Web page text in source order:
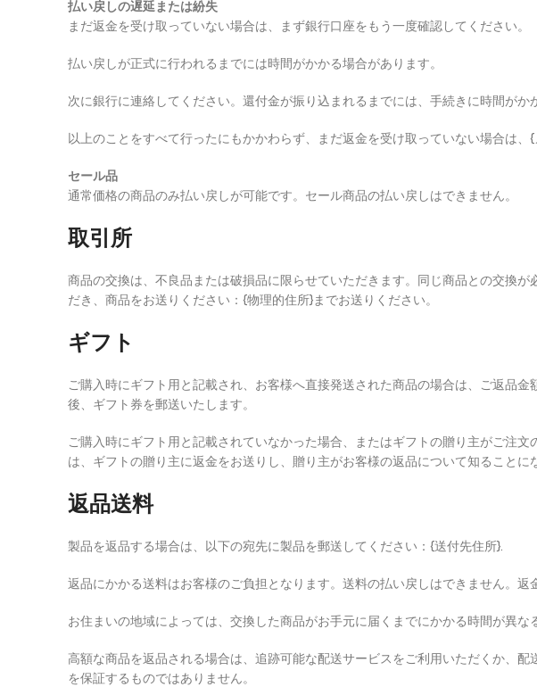
払い戻しの遅延または紛失
まだ返金を受け取っていない場合は、まず銀行口座をもう一度確認してください。
払い戻しが正式に行われるまでには時間がかかる場合があります。
次に銀行に連絡してください。還付金が振り込まれるまでには、手続きに時間がか
以上のことをすべて行ったにもかかわらず、まだ返金を受け取っていない場合は、{
セール品
通常価格の商品のみ払い戻しが可能です。セール商品の払い戻しはできません。
取引所
商品の交換は、不良品または破損品に限らせていただきます。同じ商品との交換
だき、商品をお送りください：{物理的住所}までお送りください。
ギフト
ご購入時にギフト用と記載され、お客様へ直接発送された商品の場合は、ご返品
後、ギフト券を郵送いたします。
ご購入時にギフト用と記載されていなかった場合、またはギフトの贈り主がご注
は、ギフトの贈り主に返金をお送りし、贈り主がお客様の返品について知ることに
返品送料
製品を返品する場合は、以下の宛先に製品を郵送してください：{送付先住所}.
返品にかかる送料はお客様のご負担となります。送料の払い戻しはできません。返
お住まいの地域によっては、交換した商品がお手元に届くまでにかかる時間が異な
高額な商品を返品される場合は、追跡可能な配送サービスをご利用いただくか、
を保証するものではありません。